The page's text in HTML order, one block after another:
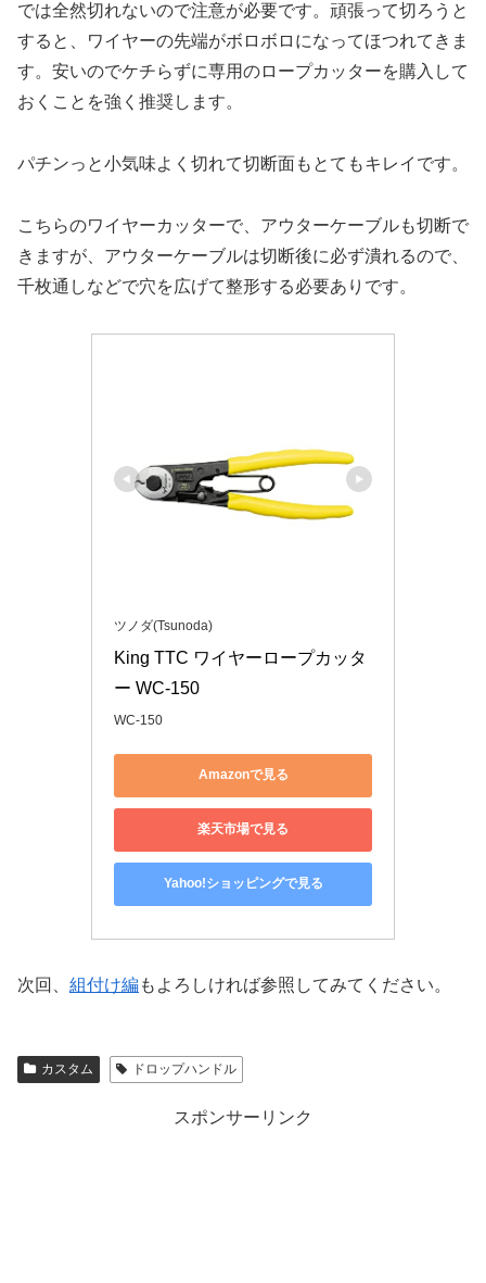
では全然切れないので注意が必要です。頑張って切ろうと
すると、ワイヤーの先端がボロボロになってほつれてきま
す。安いのでケチらずに専用のロープカッターを購入して
おくことを強く推奨します。
パチンっと小気味よく切れて切断面もとてもキレイです。
こちらのワイヤーカッターで、アウターケーブルも切断で
きますが、アウターケーブルは切断後に必ず潰れるので、
千枚通しなどで穴を広げて整形する必要ありです。
ツノダ(Tsunoda)
King TTC ワイヤーロープカッタ
ー WC-150
WC-150
Amazonで見る
楽天市場で見る
Yahoo!ショッピングで見る
次回、 組付け編もよろしければ参照してみてください。
カスタム ドロップハンドル
スポンサーリンク